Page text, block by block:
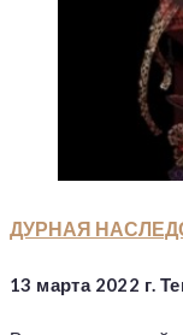
ДУРНАЯ
13 марта 2022 г.